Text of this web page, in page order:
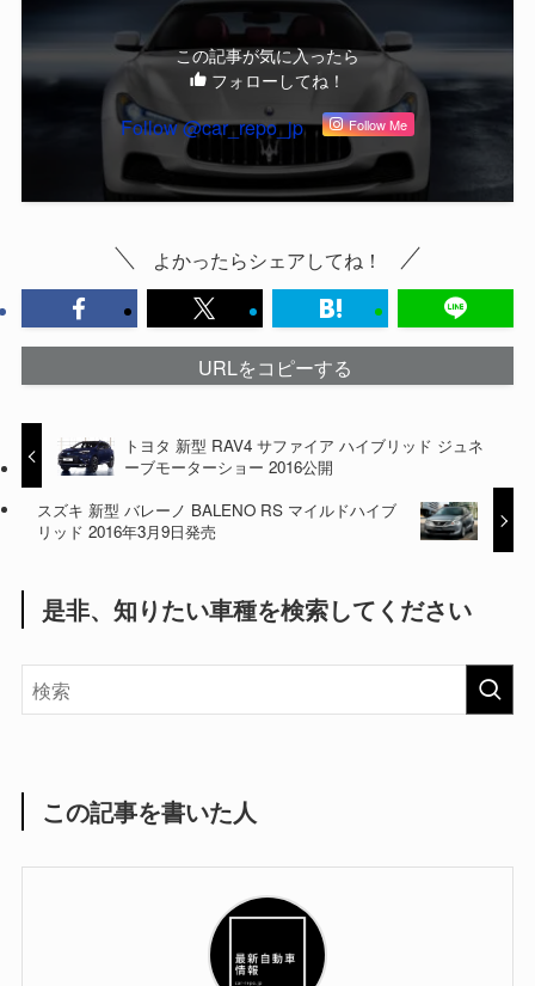
この記事が気に入ったら
フォローしてね！
Follow @car_repo_jp Follow Me
よかったらシェアしてね！
URLをコピーする
トヨタ 新型 RAV4 サファイア ハイブリッド ジュネ
ーブモーターショー 2016公開
スズキ 新型 バレーノ BALENO RS マイルドハイブ
リッド 2016年3月9日発売
是非、知りたい車種を検索してください
この記事を書いた人